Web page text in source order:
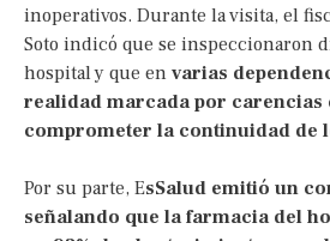
inoperativos. Durante la visita, el
Soto indicó que se inspeccionaron
hospital y que en varias
realidad marcada por carencias
comprometer la continuidad de
Por su parte, EsSalud emitió un
señalando que la farmacia del